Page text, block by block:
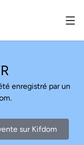
enregistré par un
sur Kifdom